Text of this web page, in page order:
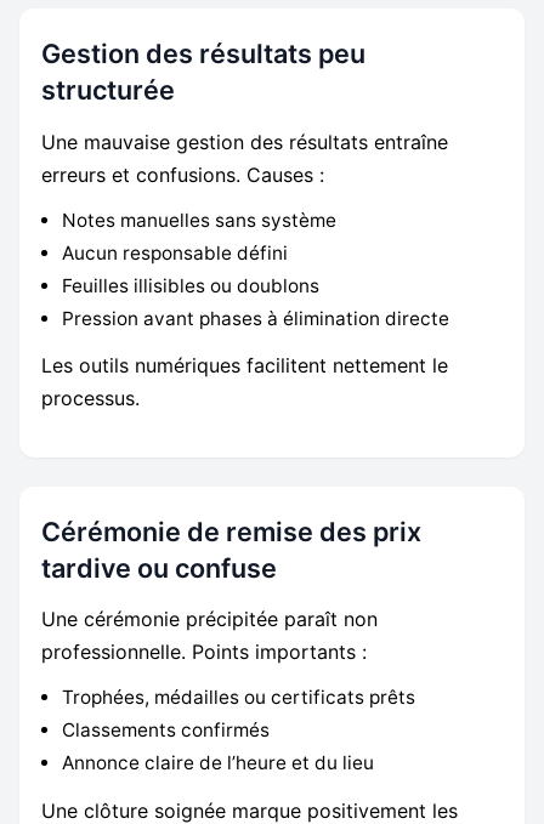
Gestion des résultats peu
structurée
Une mauvaise gestion des résultats entraîne
erreurs et confusions. Causes :
Notes manuelles sans système
Aucun responsable défini
Feuilles illisibles ou doublons
Pression avant phases à élimination directe
Les outils numériques facilitent nettement le
processus.
Cérémonie de remise des prix
tardive ou confuse
Une cérémonie précipitée paraît non
professionnelle. Points importants :
Trophées, médailles ou certificats prêts
Classements confirmés
Annonce claire de l’heure et du lieu
Une clôture soignée marque positivement les